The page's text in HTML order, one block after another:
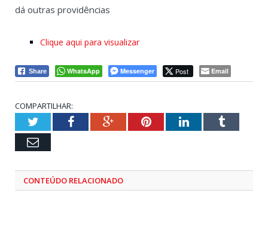
dá outras providências
Clique aqui para visualizar
Share WhatsApp Messenger Post Email
COMPARTILHAR:
TwitterFacebookGoogle+PinterestLinkedInTumblr
Email
CONTEÚDO RELACIONADO